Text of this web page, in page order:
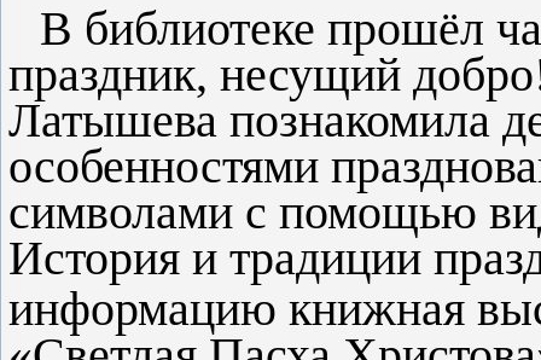
В библиотеке прошёл
праздник, несущий
Латышева познакомила
особенностями
символами с помощью
История и традиции
информацию книжная